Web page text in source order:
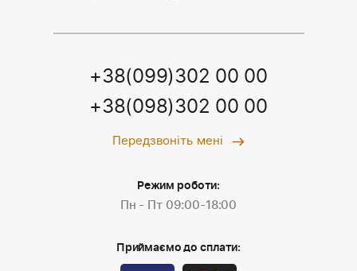
+38(099)302 00 00
+38(098)302 00 00
Передзвоніть мені
Режим роботи:
Пн - Пт 09:00-18:00
Приймаємо до сплати: